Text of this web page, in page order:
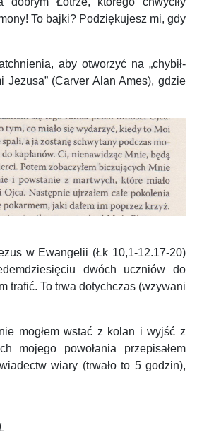
To bajki? Podziękujesz mi, gdy
aby otworzyć na „chybił-
Jezusa” (Carver Alan Ames), gdzie
w Ewangelii (Łk 10,1-12.17-20)
dwóch uczniów do
trafić. To trwa dotychczas (wzywani
wstać z kolan i wyjść z
mojego powołania przepisałem
wiary (trwało to 5 godzin),